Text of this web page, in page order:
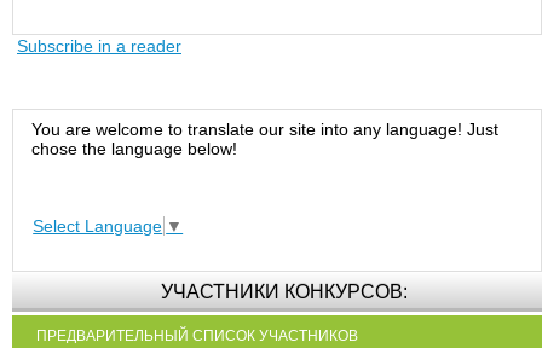
Subscribe in a reader
You are welcome to translate our site into any language! Just
chose the language below!
Select Language ▼
УЧАСТНИКИ КОНКУРСОВ:
ПРЕДВАРИТЕЛЬНЫЙ СПИСОК УЧАСТНИКОВ